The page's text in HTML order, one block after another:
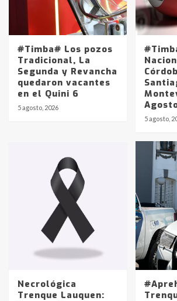
#Timba# Los pozos
Tradicional, La
Segunda y Revancha
quedaron vacantes
en el Quini 6
5 agosto, 2026
5 agosto,
Necrológica
Trenque Lauquen:
Identidad de los
pampeanos que fueron
en la mañana del lunes
Accidente en Ruta 5:
joven de Trenque
Los precios de los
La Pampa, desde YPF
entre 857 a 1338 pesos